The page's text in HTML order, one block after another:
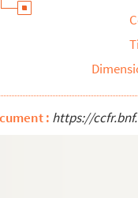
: https://